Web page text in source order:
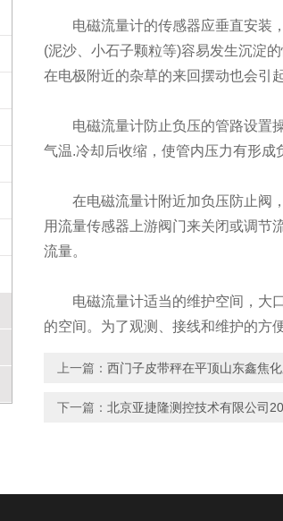
电磁流量计的传感器应垂直安装，
(泥沙、小石子颗粒等)容易发生沉淀
在电极附近的杂草的来回摆动也会引
电磁流量计防止负压的管路设置操
气温.冷却后收缩，使管内压力有形成
在电磁流量计附近加负压防止阀，
用流量传感器上游阀门来关闭或调节
流量。
电磁流量计适当的维护空间，大口
的空间。为了观测、接线和维护的方
上一篇： 西门子皮带秤在平顶山东鑫焦
下一篇： 北京亚捷隆测控技术有限公司